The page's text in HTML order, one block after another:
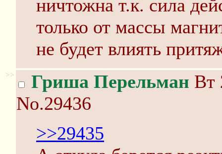
ничтожна т.к. сила
только от массы
не будет влиять
>> Гриша Перельман Вт
No.29436
>>29435